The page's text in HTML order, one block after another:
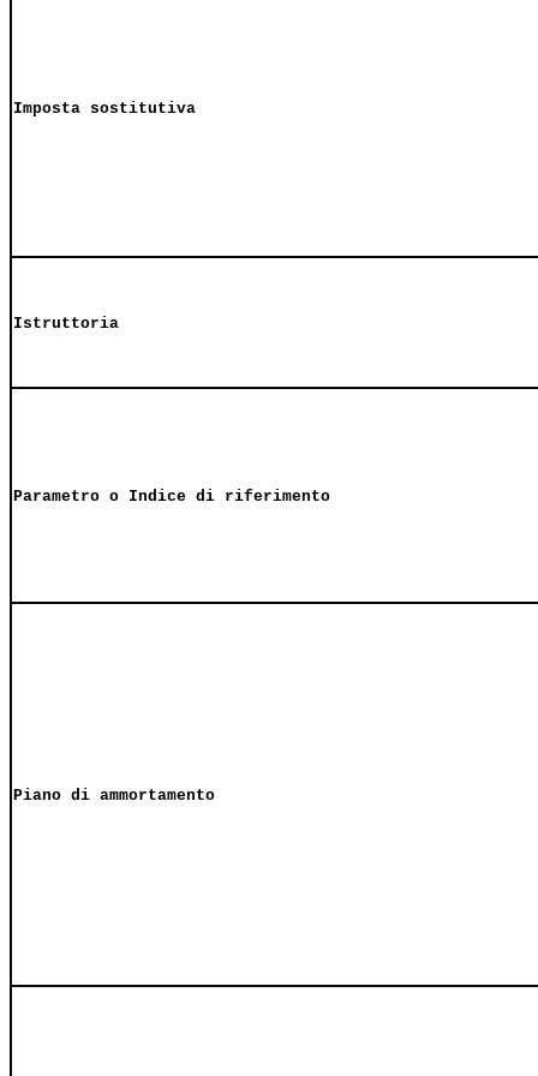
Imposta sostitutiva
Istruttoria
Parametro o Indice di riferimento
Piano di ammortamento